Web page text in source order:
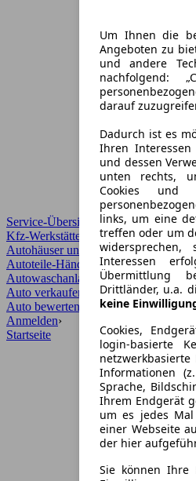
Service-Übersicht
Kfz-Werkstätten
Autohäuser und Händler
Autoteile-Händler
Autowaschanlagen
Auto verkaufen
Auto bewerten
Anmelden›
Um Ihnen die
Angeboten zu
und andere
nachfolgend:
darauf
Dadurch ist es
Ihren
und dessen
unten rechts,
Cookies und
links, um eine
treffen oder um
Interessen
Übermittlung
Drittländer, u.a.
keine
Cookies,
login-basierte
Informationen
Sprache,
Ihrem Endgerät
um es jedes
einer Webseite
der hier
Sie können Ihre
Startseite